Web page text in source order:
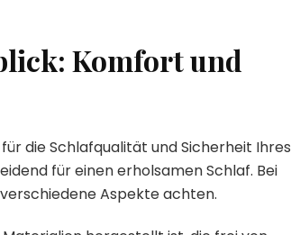
Komfort und
die Schlafqualität und Sicherheit Ihres
für einen erholsamen Schlaf. Bei
Aspekte achten.